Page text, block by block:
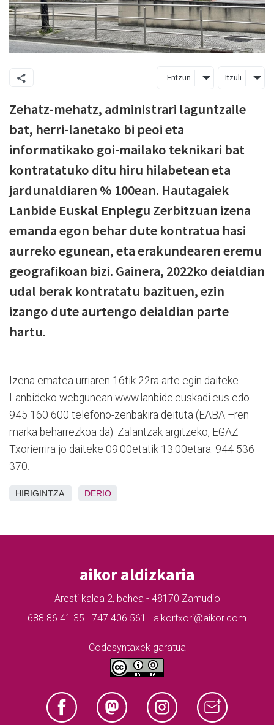
Entzun Itzuli
Zehatz-mehatz, administrari laguntzaile
bat, herri-lanetako bi peoi eta
informatikako goi-mailako teknikari bat
kontratatuko ditu hiru hilabetean eta
jardunaldiaren % 100ean. Hautagaiek
Lanbide Euskal Enplegu Zerbitzuan izena
emanda egon behar dute kontratua hasi
aurreko egunean, eta erakundearen eremu
geografikoan bizi. Gainera, 2022ko deialdian
udal berak kontratatu bazituen, ezin
izango dute aurtengo deialdian parte
hartu.
Izena ematea urriaren 16tik 22ra arte egin daiteke
Lanbideko webgunean www.lanbide.euskadi.eus edo
945 160 600 telefono-zenbakira deituta (EABA –ren
marka beharrezkoa da). Zalantzak argitzeko, EGAZ
Txorierrira jo daiteke 09:00etatik 13:00etara: 944 536
370.
HIRIGINTZA DERIO
aikor aldizkaria
Aresti kalea 2, behea - 48170 Zamudio
688 86 41 35 · 747 406 561 · aikortxori@aikor.com
Codesyntaxek garatua